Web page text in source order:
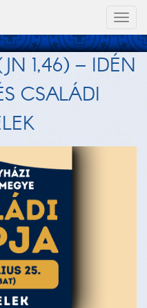
1,46) – IDÉN
CSALÁDI